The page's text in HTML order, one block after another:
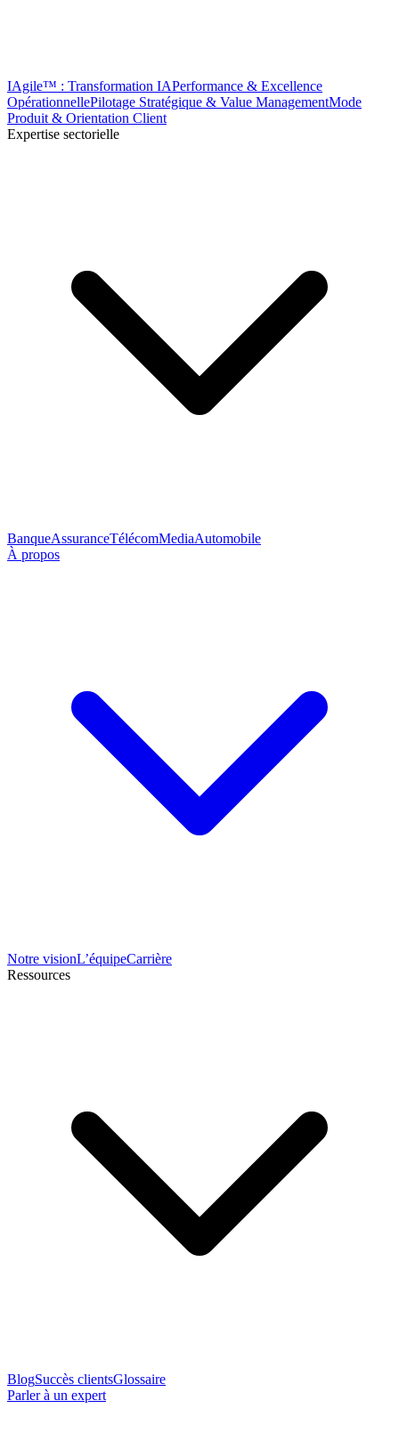
IAgile™ : Transformation IAPerformance & Excellence
OpérationnellePilotage Stratégique & Value ManagementMode
Produit & Orientation Client
Expertise sectorielle
BanqueAssuranceTélécomMediaAutomobile
À propos
Notre visionL’équipeCarrière
Ressources
BlogSuccès clientsGlossaire
Parler à un expert